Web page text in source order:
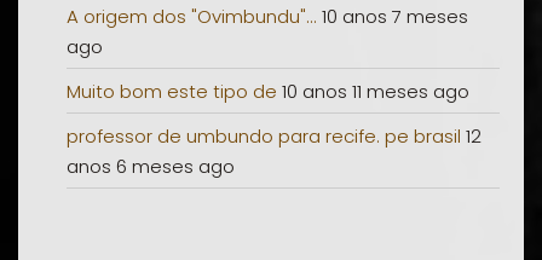
A origem dos "Ovimbundu"... 10 anos 7 meses
ago
Muito bom este tipo de 10 anos 11 meses ago
professor de umbundo para recife. pe brasil 12
anos 6 meses ago